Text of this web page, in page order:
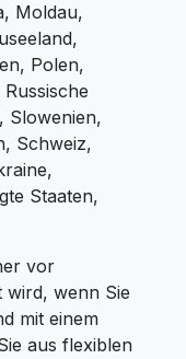
Moldau,
Polen,
Slowenien,
Schweiz,
Staaten,
vor
wird, wenn Sie
mit einem
aus flexiblen